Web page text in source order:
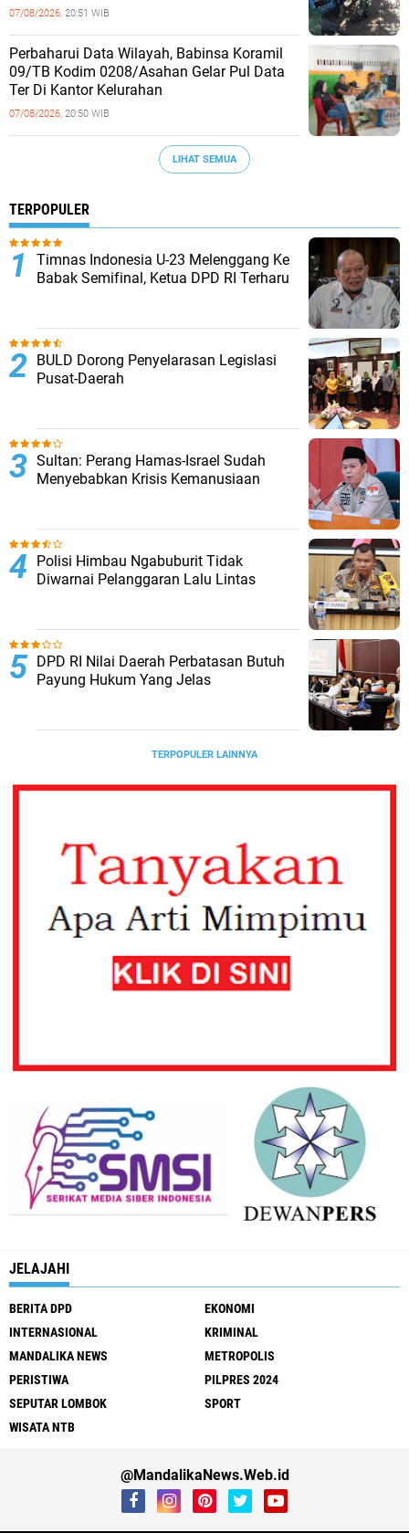
07/08/2026, 20:51 WIB
Perbaharui Data Wilayah, Babinsa Koramil
09/TB Kodim 0208/Asahan Gelar Pul Data
Ter Di Kantor Kelurahan
07/08/2026, 20:50 WIB
LIHAT SEMUA
TERPOPULER
Timnas Indonesia U-23 Melenggang Ke
Babak Semifinal, Ketua DPD RI Terharu
BULD Dorong Penyelarasan Legislasi
Pusat-Daerah
Sultan: Perang Hamas-Israel Sudah
Menyebabkan Krisis Kemanusiaan
Polisi Himbau Ngabuburit Tidak
Diwarnai Pelanggaran Lalu Lintas
DPD RI Nilai Daerah Perbatasan Butuh
Payung Hukum Yang Jelas
TERPOPULER LAINNYA
JELAJAHI
BERITA DPD
EKONOMI
INTERNASIONAL
KRIMINAL
MANDALIKA NEWS
METROPOLIS
PERISTIWA
PILPRES 2024
SEPUTAR LOMBOK
SPORT
WISATA NTB
@MandalikaNews.Web.id